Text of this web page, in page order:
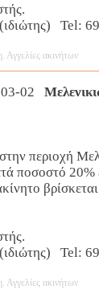
Tel:
Αγγελίες ακινήτων
02
περιοχή
ποσοστό 20%
Tel:
ακινήτων